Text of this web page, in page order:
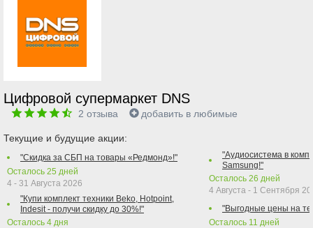
Цифровой супермаркет DNS
2 отзыва добавить в любимые
Текущие и будущие акции:
"Скидка за СБП на товары «Редмонд»!"
Осталось 25 дней
4 - 31 Августа 2026
"Купи комплект техники Beko, Hotpoint,
Indesit - получи скидку до 30%!"
Осталось 4 дня
"Аудиосистема в
Samsung!"
Осталось 26 дней
4 Августа - 1 Сентября
"Выгодные цены на
Осталось 11 дней